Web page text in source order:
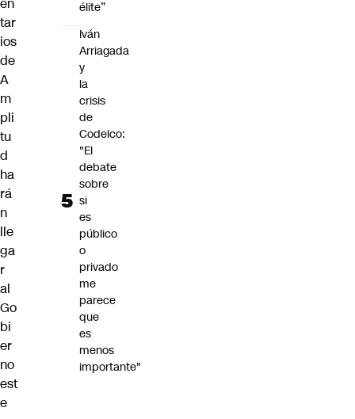
tar
ios
de
A
m
pli
tu
d
ha
rá
n
lle
ga
r
al
Go
bi
er
no
est
e
élite”
Iván
Arriagada
y
la
crisis
de
Codelco:
"El
debate
sobre
si
es
público
o
privado
me
parece
que
es
menos
importante"